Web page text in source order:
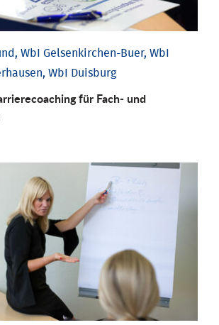
WbI Gelsenkirchen-Buer, WbI
WbI Duisburg
für Fach-­ und